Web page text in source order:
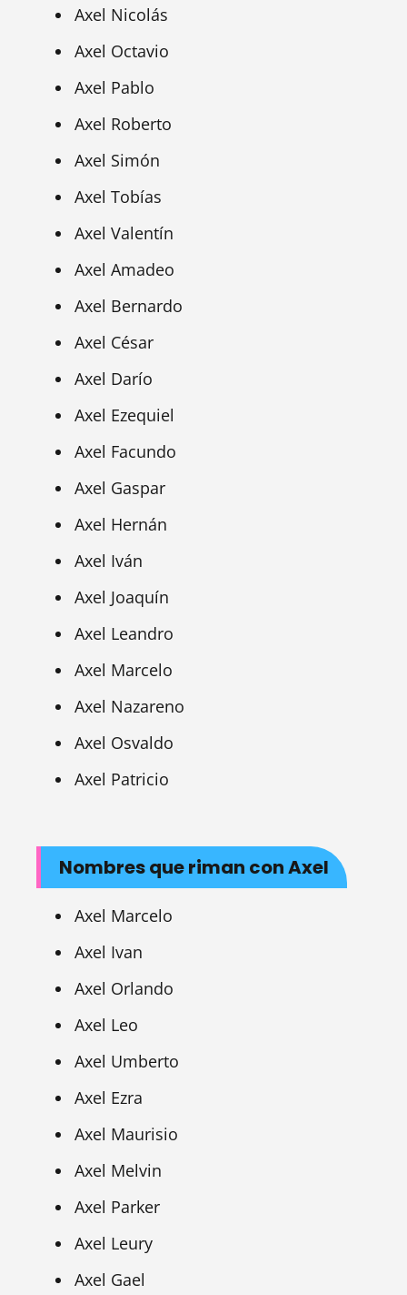
Axel Nicolás
Axel Octavio
Axel Pablo
Axel Roberto
Axel Simón
Axel Tobías
Axel Valentín
Axel Amadeo
Axel Bernardo
Axel César
Axel Darío
Axel Ezequiel
Axel Facundo
Axel Gaspar
Axel Hernán
Axel Iván
Axel Joaquín
Axel Leandro
Axel Marcelo
Axel Nazareno
Axel Osvaldo
Axel Patricio
Nombres que riman con Axel
Axel Marcelo
Axel Ivan
Axel Orlando
Axel Leo
Axel Umberto
Axel Ezra
Axel Maurisio
Axel Melvin
Axel Parker
Axel Leury
Axel Gael